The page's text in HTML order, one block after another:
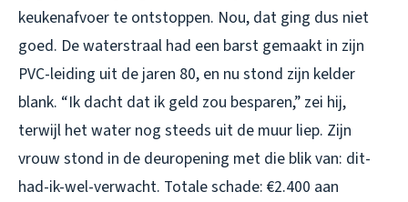
keukenafvoer te ontstoppen. Nou, dat ging dus niet
goed. De waterstraal had een barst gemaakt in zijn
PVC-leiding uit de jaren 80, en nu stond zijn kelder
blank. “Ik dacht dat ik geld zou besparen,” zei hij,
terwijl het water nog steeds uit de muur liep. Zijn
vrouw stond in de deuropening met die blik van: dit-
had-ik-wel-verwacht. Totale schade: €2.400 aan